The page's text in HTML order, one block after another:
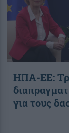
ΗΠΑ-ΕΕ:
για τους